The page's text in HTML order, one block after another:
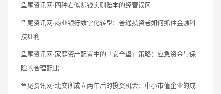
鱼尾资讯网·四种看似赚钱实则赔本的经营误区
鱼尾资讯网·商业银行数字化转型：普通投资者如何抓住金融科
技红利
鱼尾资讯网·家庭资产配置中的「安全垫」策略：应急资金与保
险的合理配比
鱼尾资讯网·北交所成立两年后的投资机会：中小市值企业的成